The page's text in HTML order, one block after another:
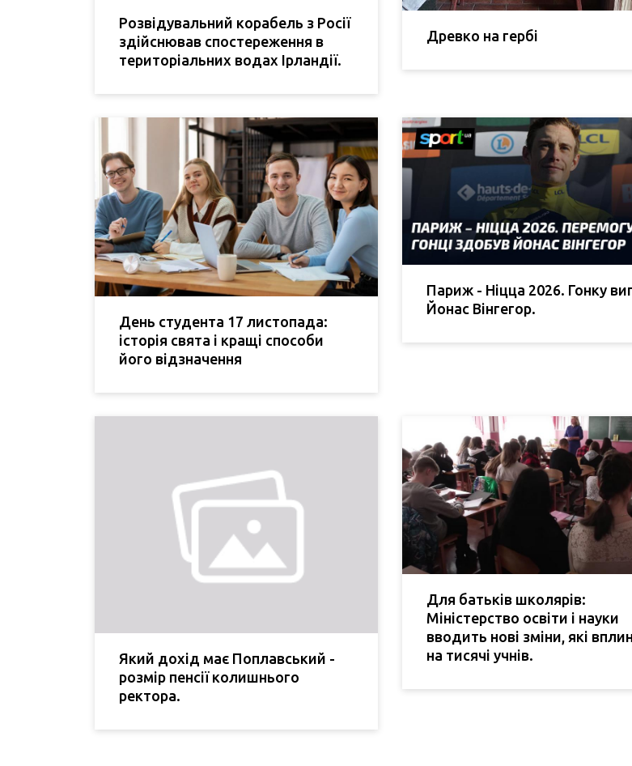
Розвідувальний корабель з Росії
здійснював спостереження в
територіальних водах Ірландії.
Древко на гербі
День студента 17 листопада:
історія свята і кращі способи
його відзначення
Париж - Ніцца 2026. Гонку
Йонас Вінгегор.
Який дохід має Поплавський -
розмір пенсії колишнього
ректора.
Для батьків школярів:
Міністерство освіти і науки
вводить нові зміни, які
на тисячі учнів.